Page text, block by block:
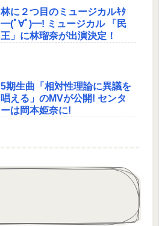
林に２つ目のミュージカルｷﾀ
━(ﾟ∀ﾟ)━! ミュージカル 「民
王」に林瑠奈が出演決定！
5期生曲「相対性理論に異議を
唱える」のMVが公開! センタ
ーは岡本姫奈に!